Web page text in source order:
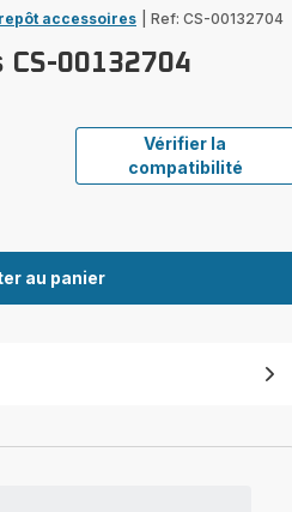
accessoires Ref: CS-00132704
00132704
Vérifier la
compatibilité
au panier